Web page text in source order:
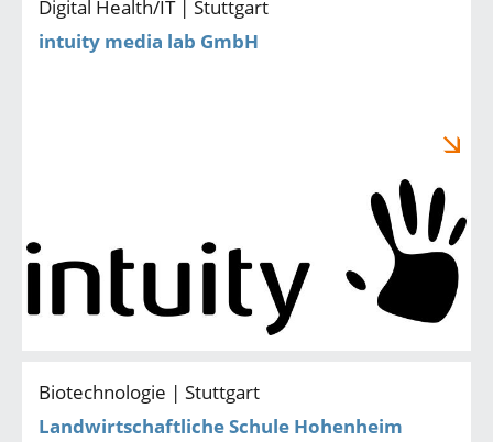
Digital Health/IT | Stuttgart
intuity media lab GmbH
Biotechnologie | Stuttgart
Landwirtschaftliche Schule Hohenheim